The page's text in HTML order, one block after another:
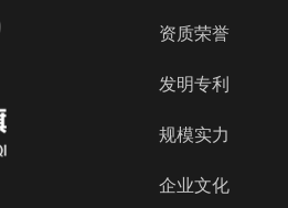
资质荣誉
发明专利
规模实力
企业文化